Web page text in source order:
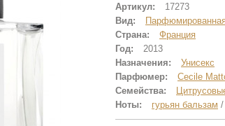
Артикул:
17273
Вид:
Страна:
Франция
Год:
2013
Назначения:
Унисекс
Парфюмер:
Cecile
Семейства:
Ноты:
гурьян бальзам /